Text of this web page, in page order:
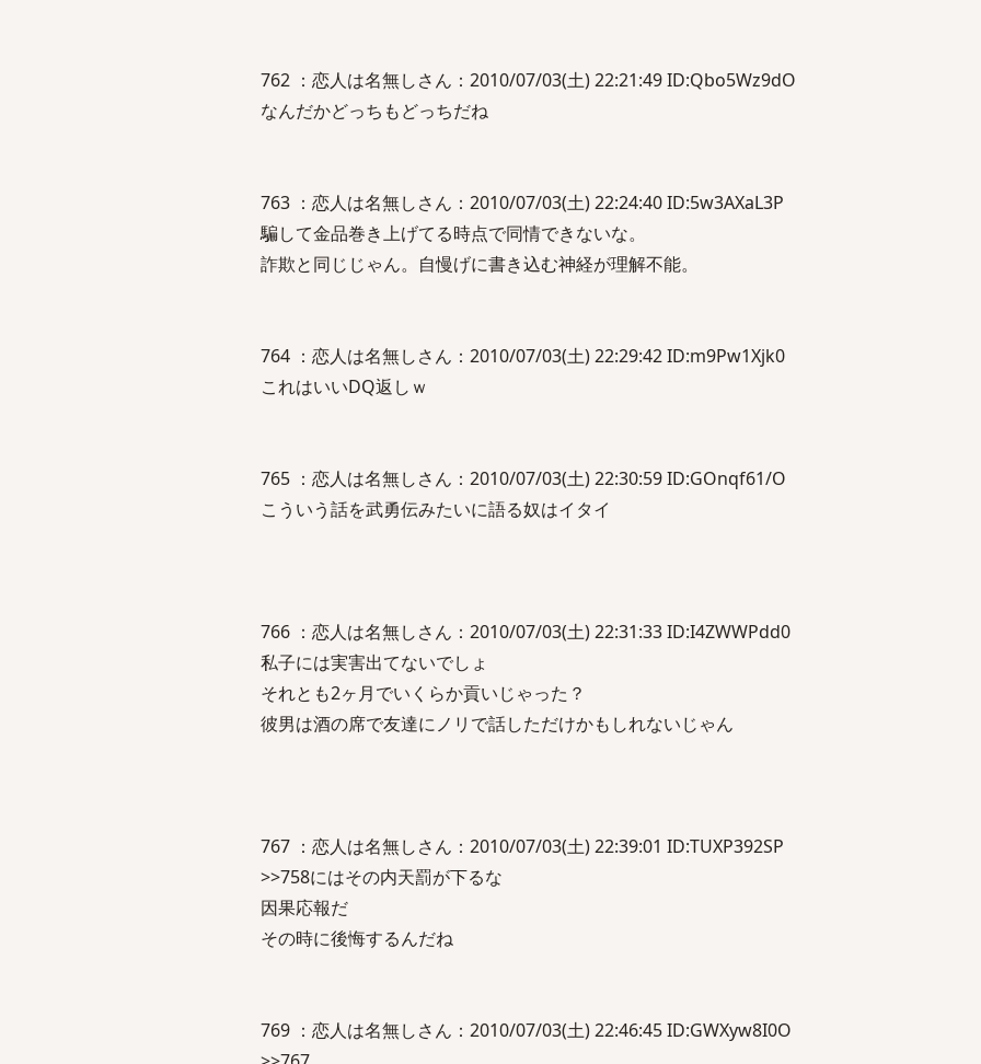
762 ：恋人は名無しさん：2010/07/03(土) 22:21:49 ID:Qbo5Wz9dO
なんだかどっちもどっちだね
763 ：恋人は名無しさん：2010/07/03(土) 22:24:40 ID:5w3AXaL3P
騙して金品巻き上げてる時点で同情できないな。
詐欺と同じじゃん。自慢げに書き込む神経が理解不能。
764 ：恋人は名無しさん：2010/07/03(土) 22:29:42 ID:m9Pw1Xjk0
これはいいDQ返しｗ
765 ：恋人は名無しさん：2010/07/03(土) 22:30:59 ID:GOnqf61/O
こういう話を武勇伝みたいに語る奴はイタイ
766 ：恋人は名無しさん：2010/07/03(土) 22:31:33 ID:I4ZWWPdd0
私子には実害出てないでしょ
それとも2ヶ月でいくらか貢いじゃった？
彼男は酒の席で友達にノリで話しただけかもしれないじゃん
767 ：恋人は名無しさん：2010/07/03(土) 22:39:01 ID:TUXP392SP
>>758にはその内天罰が下るな
因果応報だ
その時に後悔するんだね
769 ：恋人は名無しさん：2010/07/03(土) 22:46:45 ID:GWXyw8I0O